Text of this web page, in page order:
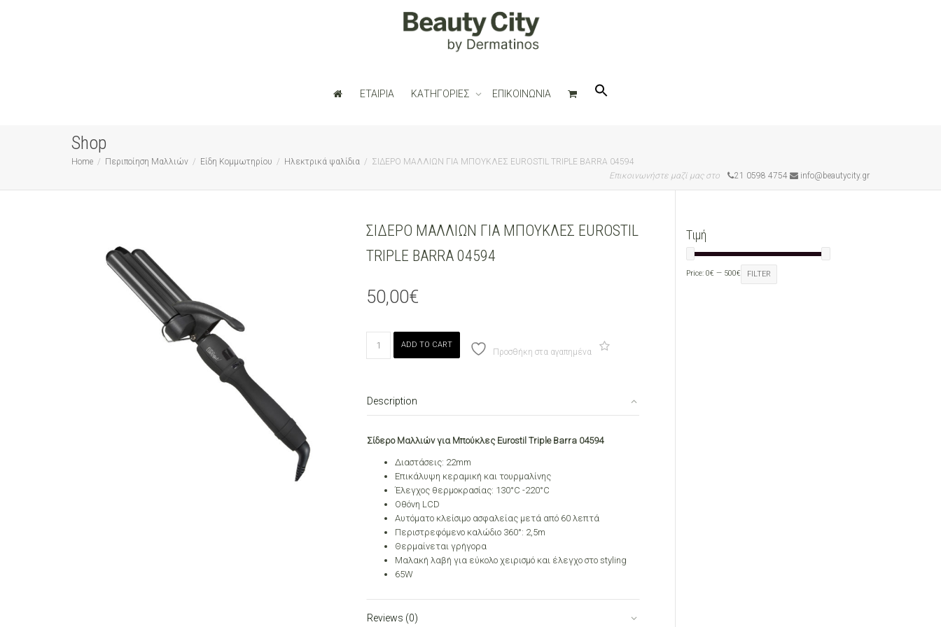
ΕΤΑΙΡΙΑ ΚΑΤΗΓΟΡΙΕΣ ΕΠΙΚΟΙΝΩΝΙΑ
Shop
Home Περιποίηση Μαλλιών Είδη Κομμωτηρίου Ηλεκτρικά ψαλίδια
ΣΙΔΕΡΟ ΜΑΛΛΙΩΝ ΓΙΑ ΜΠΟΥΚΛΕΣ EUROSTIL TRIPLE BARRA 04594
Επικοινωνήστε μαζί μας στο
21 0598 4754 info@beautycity.gr
ΣΙΔΕΡΟ ΜΑΛΛΙΩΝ ΓΙΑ ΜΠΟΥΚΛΕΣ EUROSTIL
TRIPLE BARRA 04594
50,00€
ΜΑΛΛΙΩΝ
TRIPLE
04594
ADD TO CART
Προσθήκη στα αγαπημένα
Description
Σίδερο Μαλλιών για Μπούκλες Eurostil Triple Barra 04594
Διαστάσεις: 22mm
Επικάλυψη κεραμική και τουρμαλίνης
Έλεγχος θερμοκρασίας: 130°C -220°C
Οθόνη LCD
Αυτόματο κλείσιμο ασφαλείας μετά από 60 λεπτά
Περιστρεφόμενο καλώδιο 360°: 2,5m
Θερμαίνεται γρήγορα
Μαλακή λαβή για εύκολο χειρισμό και έλεγχο στο styling
65W
Reviews (0)
Τιμή
FILTER
Price: 0€ — 500€